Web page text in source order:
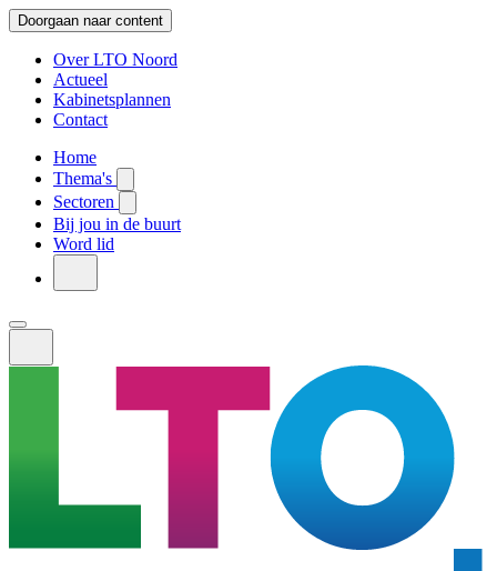
Doorgaan naar content
Over LTO Noord
Actueel
Kabinetsplannen
Contact
Home
Thema's
Sectoren
Bij jou in de buurt
Word lid